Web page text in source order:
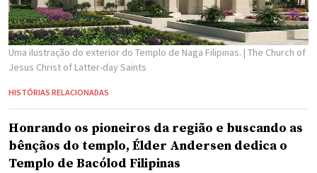
Uma ilustração do exterior do Templo de Naga Filipinas. | The Church of
Jesus Christ of Latter-day Saints
HISTÓRIAS RELACIONADAS
Honrando os pioneiros da região e buscando as
bênçãos do templo, Élder Andersen dedica o
Templo de Bacólod Filipinas